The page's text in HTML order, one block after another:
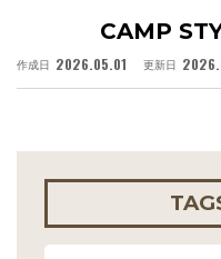
CAMP
作成日 2026.05.01 更新日